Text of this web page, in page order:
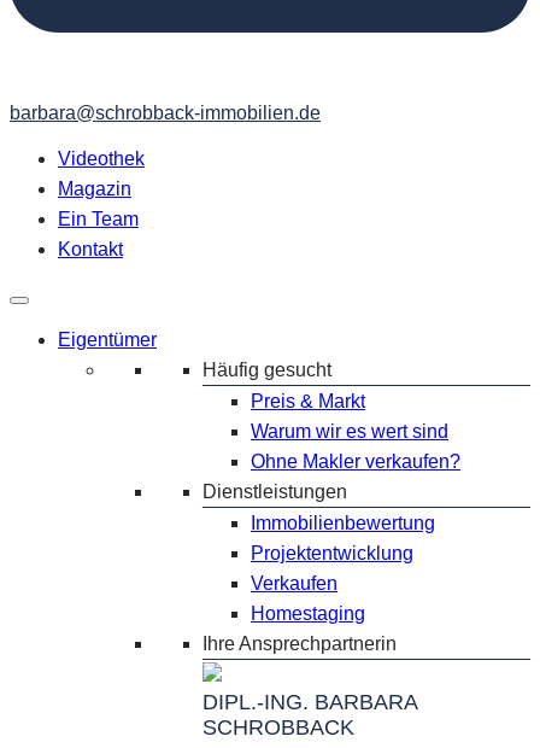
barbara@schrobback-immobilien.de
Videothek
Magazin
Ein Team
Kontakt
Eigentümer
Häufig gesucht
Preis & Markt
Warum wir es wert sind
Ohne Makler verkaufen?
Dienstleistungen
Immobilienbewertung
Projektentwicklung
Verkaufen
Homestaging
Ihre Ansprechpartnerin
DIPL.-ING. BARBARA
SCHROBBACK